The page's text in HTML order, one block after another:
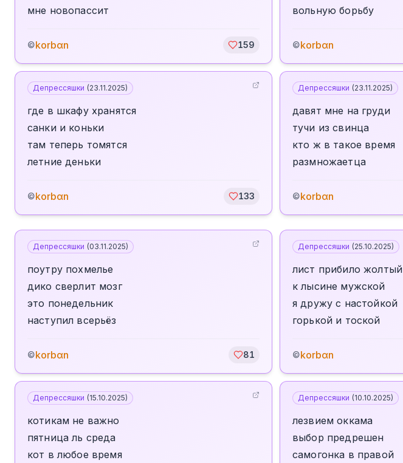
мне новопассит
©korbαn 159
вольную борьбу
©korbαn
Депрессяшки (23.11.2025)
где в шкафу хранятся
санки и коньки
там теперь томятся
летние деньки
©korbαn 133
Депрессяшки (23.11.2025)
давят мне на груди
тучи из свинца
кто ж в такое время
размножаетца
©korbαn
Депрессяшки (03.11.2025)
поутру похмелье
дико сверлит мозг
это понедельник
наступил всерьёз
©korbαn 81
Депрессяшки (25.10.2025)
лист прибило жолтый
к лысине мужской
я дружу с настойкой
горькой и тоской
©korbαn
Депрессяшки (15.10.2025)
котикам не важно
пятница ль среда
кот в любое время
Депрессяшки (10.10.2025)
лезвием оккама
выбор предрешен
самогонка в правой